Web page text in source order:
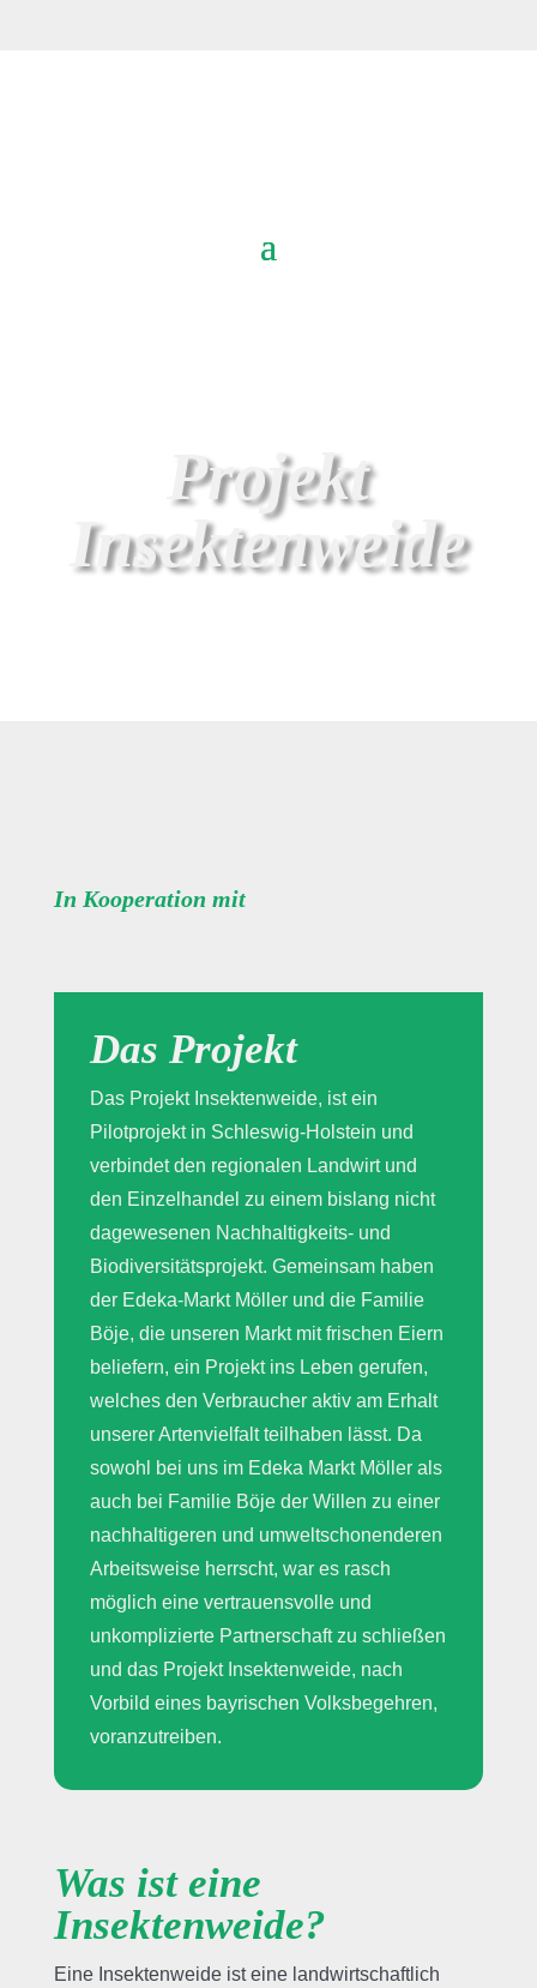
Projekt
Insektenweide
In Kooperation mit
Das Projekt
Das Projekt Insektenweide, ist ein
Pilotprojekt in Schleswig-Holstein und
verbindet den regionalen Landwirt und
den Einzelhandel zu einem bislang nicht
dagewesenen Nachhaltigkeits- und
Biodiversitätsprojekt. Gemeinsam haben
der Edeka-Markt Möller und die Familie
Böje, die unseren Markt mit frischen Eiern
beliefern, ein Projekt ins Leben gerufen,
welches den Verbraucher aktiv am Erhalt
unserer Artenvielfalt teilhaben lässt. Da
sowohl bei uns im Edeka Markt Möller als
auch bei Familie Böje der Willen zu einer
nachhaltigeren und umweltschonenderen
Arbeitsweise herrscht, war es rasch
möglich eine vertrauensvolle und
unkomplizierte Partnerschaft zu schließen
und das Projekt Insektenweide, nach
Vorbild eines bayrischen Volksbegehren,
voranzutreiben.
Was ist eine
Insektenweide?
Eine Insektenweide ist eine landwirtschaftlich